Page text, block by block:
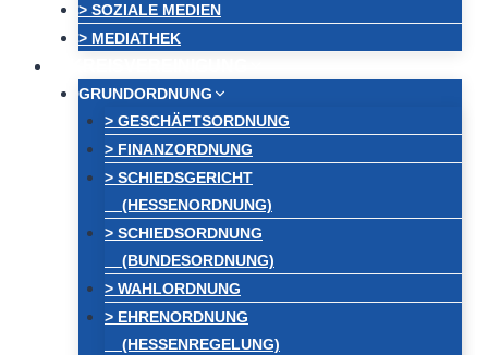
> SOZIALE MEDIEN
> MEDIATHEK
GRUNDORDNUNG
> GESCHÄFTSORDNUNG
> FINANZORDNUNG
> SCHIEDSGERICHT
(HESSENORDNUNG)
> SCHIEDSORDNUNG
(BUNDESORDNUNG)
> WAHLORDNUNG
> EHRENORDNUNG
(HESSENREGELUNG)